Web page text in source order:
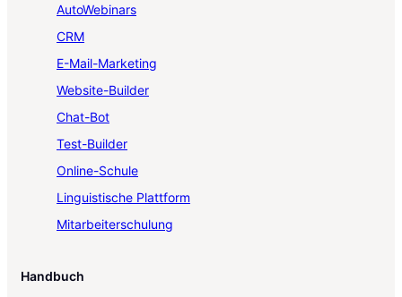
AutoWebinars
CRM
E-Mail-Marketing
Website-Builder
Chat-Bot
Test-Builder
Online-Schule
Linguistische Plattform
Mitarbeiterschulung
Handbuch